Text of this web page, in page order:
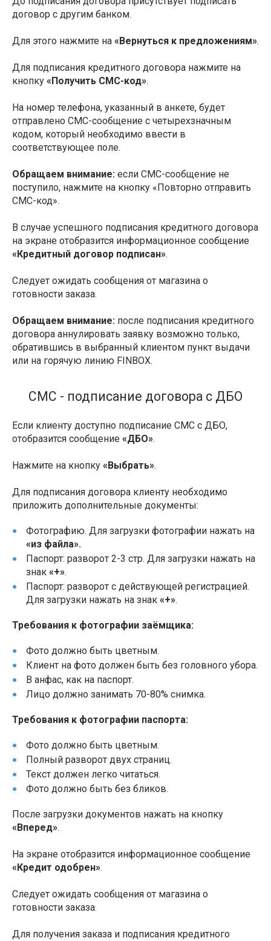
договор с другим банком.
Для этого нажмите на «Вернуться к предложениям».
Для подписания кредитного договора нажмите на
кнопку «Получить СМС-код».
На номер телефона, указанный в анкете, будет
отправлено СМС-сообщение с четырехзначным
кодом, который необходимо ввести в
соответствующее поле.
Обращаем внимание: если СМС-сообщение не
поступило, нажмите на кнопку «Повторно отправить
СМС-код».
В случае успешного подписания кредитного договора
на экране отобразится информационное сообщение
«Кредитный договор подписан».
Следует ожидать сообщения от магазина о
готовности заказа.
Обращаем внимание: после подписания кредитного
договора аннулировать заявку возможно только,
обратившись в выбранный клиентом пункт выдачи
или на горячую линию FINBOX.
СМС - подписание договора с ДБО
Если клиенту доступно подписание СМС с ДБО,
отобразится сообщение «ДБО».
Нажмите на кнопку «Выбрать».
Для подписания договора клиенту необходимо
приложить дополнительные документы:
Фотографию. Для загрузки фотографии нажать на
«из файла».
Паспорт: разворот 2-3 стр. Для загрузки нажать на
знак «+».
Паспорт: разворот с действующей регистрацией.
Для загрузки нажать на знак «+».
Требования к фотографии заёмщика:
Фото должно быть цветным.
Клиент на фото должен быть без головного убора.
В анфас, как на паспорт.
Лицо должно занимать 70-80% снимка.
Требования к фотографии паспорта:
Фото должно быть цветным.
Полный разворот двух страниц.
Текст должен легко читаться.
Фото должно быть без бликов.
После загрузки документов нажать на кнопку
«Вперед».
На экране отобразится информационное сообщение
«Кредит одобрен».
Следует ожидать сообщения от магазина о
готовности заказа.
Для получения заказа и подписания кредитного